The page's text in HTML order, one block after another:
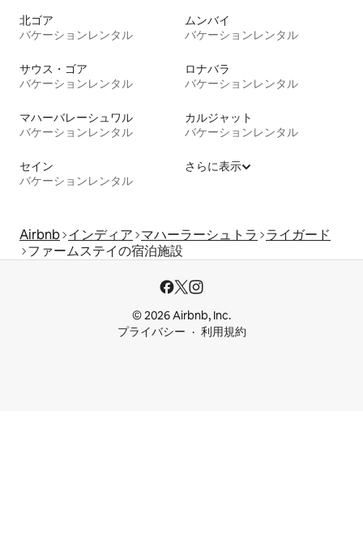
北ゴア
バケーションレンタル
ムンバイ
バケーションレンタル
サウス・ゴア
バケーションレンタル
ロナバラ
バケーションレンタル
マハーバレーシュワル
バケーションレンタル
カルジャット
バケーションレンタル
セイン
バケーションレンタル
さらに表示
Airbnb インディア マハーラーシュトラ
ライガード
ファームステイの宿泊施設
© 2026 Airbnb, Inc.
プライバシー
利用規約